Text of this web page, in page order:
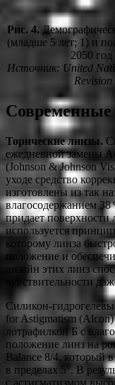
Рис. 4.
(младше 5 лет; 1) и
2050
Источник: United
Торические линзы.
ежедневной замены
(Johnson & Johnson
уходе средство
изготовлены из так
влагосодержанием
придает поверхности
используется
которому линза
положение и
дизайн этих линз
чувствительности
Силикон-
for Astigmatism (Alcon)
лотрафилкон Б с
положение линз на
Balance 8/4, который
в пределах 5°. В
с астигматизмом